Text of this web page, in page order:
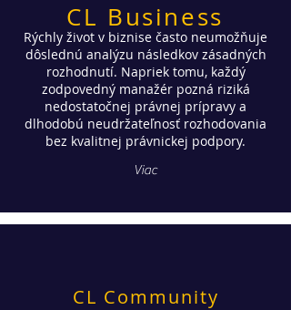
Rýchly život v biznise často neumožňuje
dôslednú analýzu následkov zásadných
rozhodnutí. Napriek tomu, každý
zodpovedný manažér pozná riziká
nedostatočnej právnej prípravy a
dlhodobú neudržateľnosť rozhodovania
bez kvalitnej právnickej podpory.
CL Business
CL Community
Viac